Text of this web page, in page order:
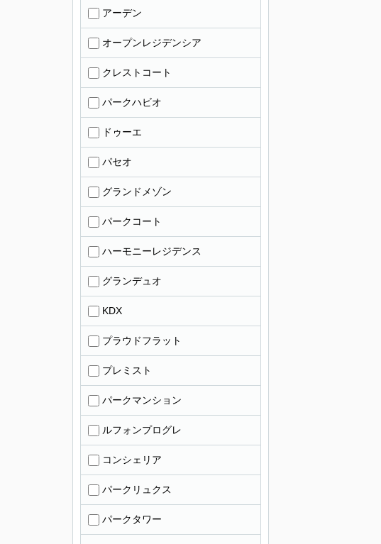
アーデン
オープンレジデンシア
クレストコート
パークハビオ
ドゥーエ
パセオ
グランドメゾン
パークコート
ハーモニーレジデンス
グランデュオ
KDX
プラウドフラット
プレミスト
パークマンション
ルフォンプログレ
コンシェリア
パークリュクス
パークタワー